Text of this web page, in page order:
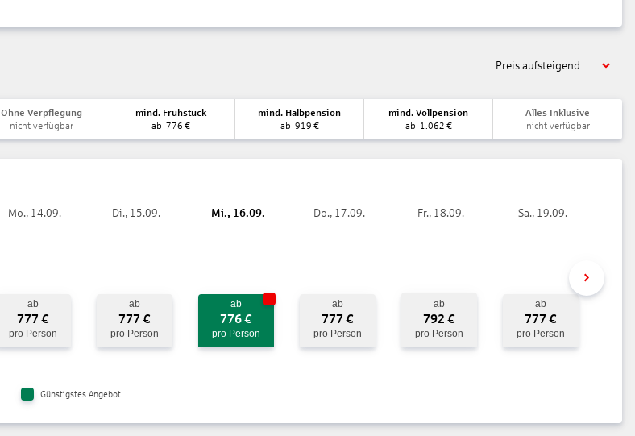
Preis aufsteigend
Ohne Verpflegung
nicht verfügbar
mind. Frühstück
ab 776 €
mind. Halbpension
ab 919 €
mind. Vollpension
ab 1.062 €
Alles Inklusive
nicht verfügbar
Mo., 14.09.
ab
777 €
pro Person
Di., 15.09.
ab
777 €
pro Person
Mi., 16.09.
ab
776€
pro Person
Do., 17.09.
ab
777 €
pro Person
Fr., 18.09.
ab
792 €
pro Person
Sa., 19.09.
ab
777 €
pro Person
Günstigstes Angebot